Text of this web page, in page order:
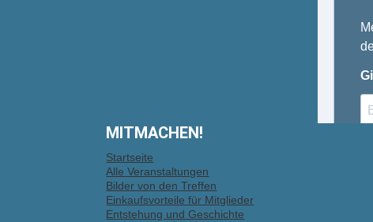
MITMACHEN!
Startseite
Alle Veranstaltungen
Bilder von den Treffen
Einkaufsvorteile für Mitglieder
Entstehung und Geschichte